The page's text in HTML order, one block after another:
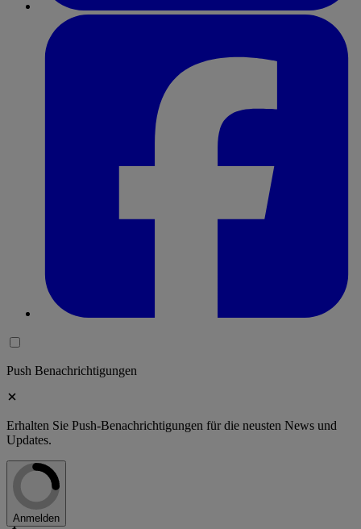
Push Benachrichtigungen
Erhalten Sie Push-Benachrichtigungen für die neusten News und
Updates.
Anmelden